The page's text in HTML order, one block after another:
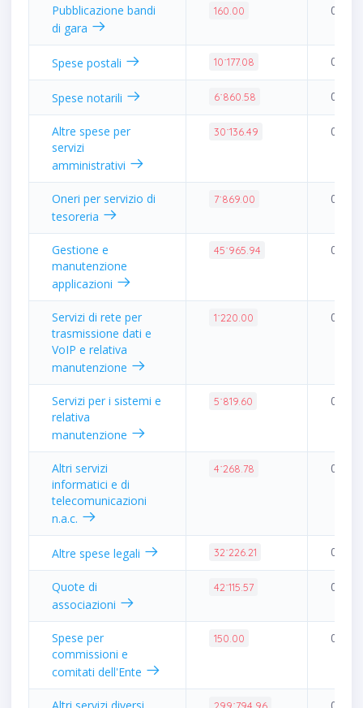
Pubblicazione bandi
di gara
160.00 0.00%
Spese postali 10˙177.08 0.02%
Spese notarili 6˙860.58 0.02%
Altre spese per
servizi
amministrativi
30˙136.49 0.07%
Oneri per servizio di
tesoreria
7˙869.00 0.02%
Gestione e
manutenzione
applicazioni
45˙965.94 0.11%
Servizi di rete per
trasmissione dati e
VoIP e relativa
manutenzione
1˙220.00 0.00%
Servizi per i sistemi e
relativa
manutenzione
5˙819.60 0.01%
Altri servizi
informatici e di
telecomunicazioni
n.a.c.
4˙268.78 0.01%
Altre spese legali 32˙226.21 0.08%
Quote di
associazioni
42˙115.57 0.10%
Spese per
commissioni e
comitati dell'Ente
150.00 0.00%